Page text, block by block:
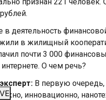
в деятельность
в жилищный
почти 3 000
О чем речь?
В первую
инновационно,